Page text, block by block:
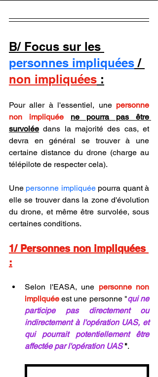
B/ Focus sur les
personnes impliquées /
non impliquées :
Pour aller à l'essentiel, une personne
non impliquée
ne pourra pas être
survolée dans la majorité des cas, et
devra en général se trouver à une
certaine distance du drone (charge au
télépilote de respecter cela).
Une personne impliquée pourra quant à
elle se trouver dans la zone d'évolution
du drone, et même être survolée, sous
certaines conditions.
1/ Personnes non impliquées
:
Selon l'EASA, une personne non
impliquée est une personne "qui ne
participe pas directement ou
indirectement à l'opération UAS, et
qui pourrait potentiellement être
affectée par l'opération UAS ".